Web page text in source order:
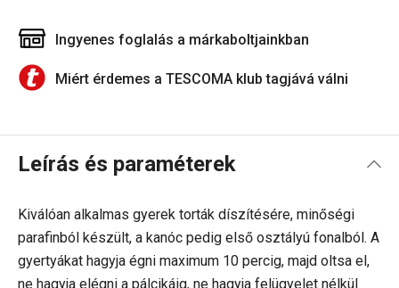
Ingyenes foglalás a márkaboltjainkban
Miért érdemes a TESCOMA klub tagjává válni
Leírás és paraméterek
Kiválóan alkalmas gyerek torták díszítésére, minőségi
parafinból készült, a kanóc pedig első osztályú fonalból. A
gyertyákat hagyja égni maximum 10 percig, majd oltsa el,
ne hagyja elégni a pálcikáig, ne hagyja felügyelet nélkül